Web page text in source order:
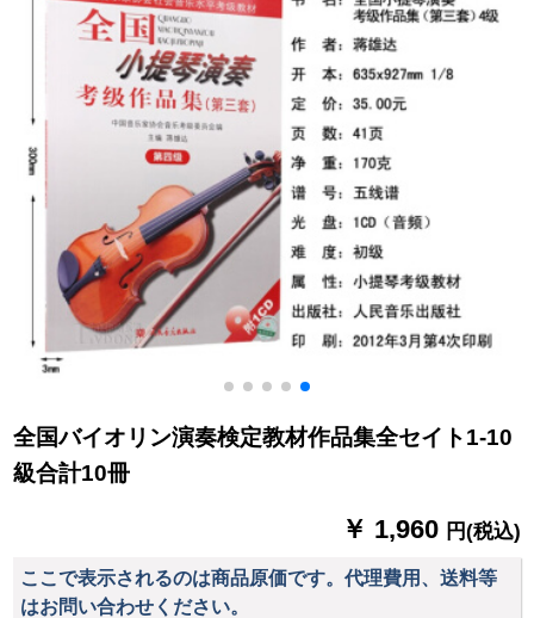
全国バイオリン演奏検定教材作品集全セイト1-10
級合計10冊
￥ 1,960 円(税込)
ここで表示されるのは商品原価です。代理費用、送料等
はお問い合わせください。